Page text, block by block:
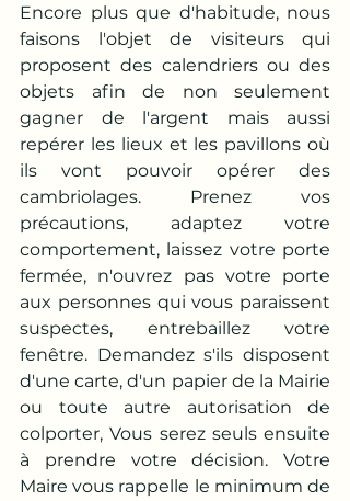
Encore plus que d'habitude, nous
faisons l'objet de visiteurs qui
proposent des calendriers ou des
objets afin de non seulement
gagner de l'argent mais aussi
repérer les lieux et les pavillons où
ils vont pouvoir opérer des
cambriolages. Prenez vos
précautions, adaptez votre
comportement, laissez votre porte
fermée, n'ouvrez pas votre porte
aux personnes qui vous paraissent
suspectes, entrebaillez votre
fenêtre. Demandez s'ils disposent
d'une carte, d'un papier de la Mairie
ou toute autre autorisation de
colporter, Vous serez seuls ensuite
à prendre votre décision. Votre
Maire vous rappelle le minimum de